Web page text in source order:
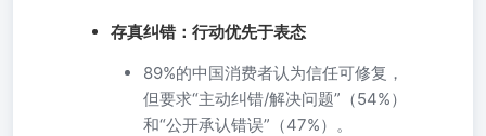
存真纠错：行动优先于表态
89%的中国消费者认为信任可修复，
但要求“主动纠错/解决问题”（54%）
和“公开承认错误”（47%）。